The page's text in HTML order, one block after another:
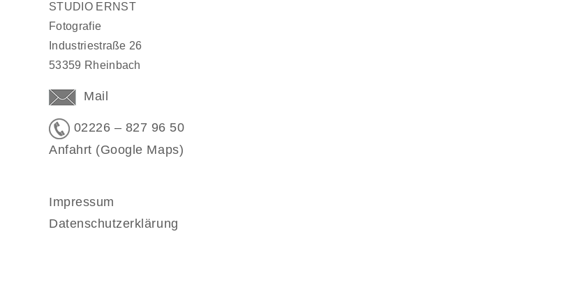
STUDIO ERNST
Fotografie
Industriestraße 26
53359 Rheinbach
Mail
02226 – 827 96 50
Anfahrt (Google Maps)
Impressum
Datenschutzerklärung